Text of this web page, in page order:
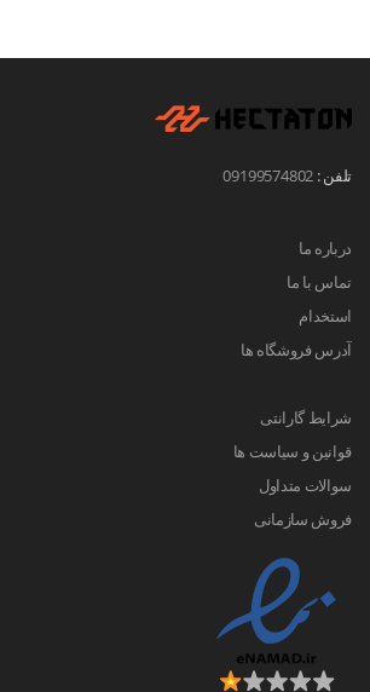
تلفن : 09199574802
درباره ما
تماس با ما
استخدام
آدرس فروشگاه ها
شرایط گارانتی
قوانین و سیاست ها
سوالات متداول
فروش سازمانی